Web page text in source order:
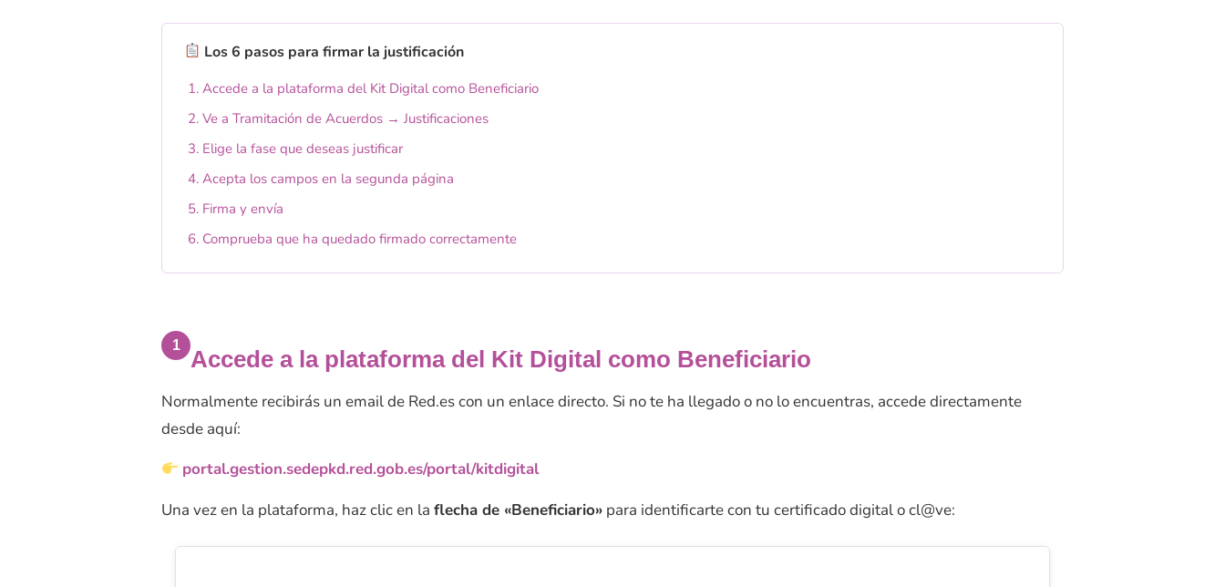
Los 6 pasos para firmar la justificación
Accede a la plataforma del Kit Digital como Beneficiario
Ve a Tramitación de Acuerdos → Justificaciones
Elige la fase que deseas justificar
Acepta los campos en la segunda página
Firma y envía
Comprueba que ha quedado firmado correctamente
1 Accede a la plataforma del Kit Digital como Beneficiario
Normalmente recibirás un email de Red.es con un enlace directo. Si no te ha llegado o no lo encuentras, accede directamente
desde aquí:
portal.gestion.sedepkd.red.gob.es/portal/kitdigital
Una vez en la plataforma, haz clic en la flecha de «Beneficiario» para identificarte con tu certificado digital o cl@ve: